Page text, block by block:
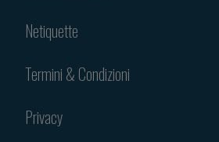
Netiquette
Termini & Condizioni
Privacy